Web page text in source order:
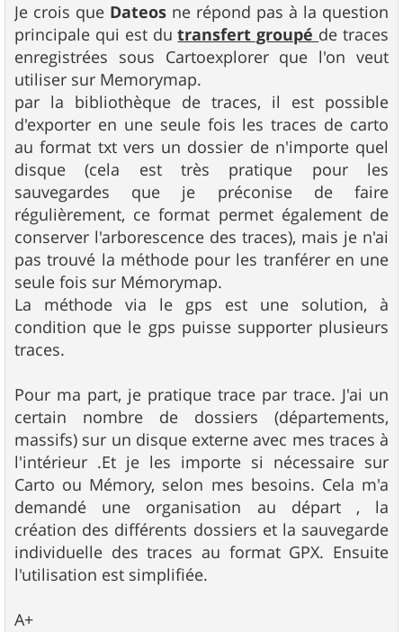
s
s
a
g
e
Je crois que Dateos ne répond pas à la question
principale qui est dutransfert groupé de traces
enregistrées sous Cartoexplorer que l'on veut
utiliser sur Memorymap.
par la bibliothèque de traces, il est possible
d'exporter en une seule fois les traces de carto
au format txt vers un dossier de n'importe quel
disque (cela est très pratique pour les
sauvegardes que je préconise de faire
régulièrement, ce format permet également de
conserver l'arborescence des traces), mais je n'ai
pas trouvé la méthode pour les tranférer en une
seule fois sur Mémorymap.
La méthode via le gps est une solution, à
condition que le gps puisse supporter plusieurs
traces.
Pour ma part, je pratique trace par trace. J'ai un
certain nombre de dossiers (départements,
massifs) sur un disque externe avec mes traces à
l'intérieur .Et je les importe si nécessaire sur
Carto ou Mémory, selon mes besoins. Cela m'a
demandé une organisation au départ , la
création des différents dossiers et la sauvegarde
individuelle des traces au format GPX. Ensuite
l'utilisation est simplifiée.
A+